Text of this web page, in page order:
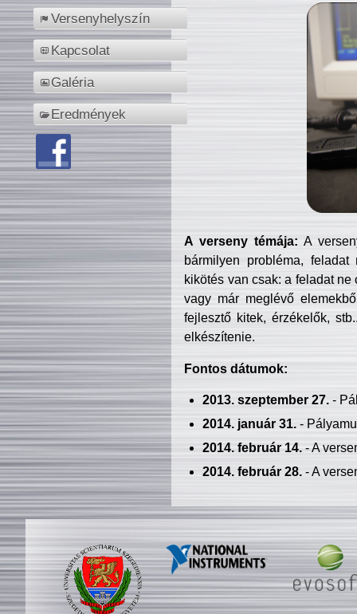
Versenyhelyszín
Kapcsolat
Galéria
Eredmények
A verseny témája: A
bármilyen probléma, feladat
kikötés van csak: a feladat
vagy már meglévő
fejlesztő kitek, érzékelők,
elkészítenie.
Fontos dátumok:
2013. szeptember 27.-
2014. január 31.-
2014. február 14.- A
2014. február 28.- A